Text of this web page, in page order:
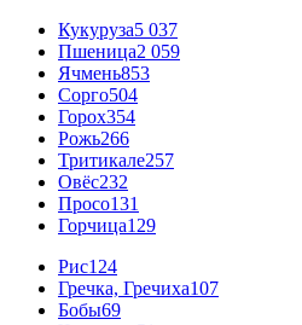
Кукуруза5 037
Пшеница2 059
Ячмень853
Сорго504
Горох354
Рожь266
Тритикале257
Овёс232
Просо131
Горчица129
Рис124
Гречка, Гречиха107
Бобы69